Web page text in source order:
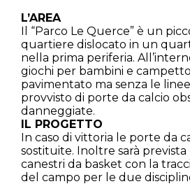
L’AREA
Il “Parco Le Querce” è un
quartiere dislocato in un
nella prima periferia.
giochi per bambini e
pavimentato ma senza le
provvisto di porte da calcio
danneggiate.
IL PROGETTO
In caso di vittoria le porte da
sostituite. Inoltre sarà prevista
canestri da basket con la
del campo per le due